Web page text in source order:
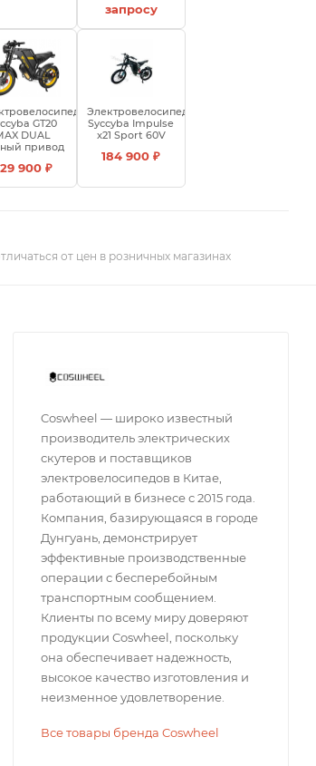
запросу
GT20
DUAL
привод
900 ₽
Электровелосипед
Syссyba Impulse
x21 Sport 60V
184 900 ₽
от цен в розничных магазинах
Coswheel — широко известный
производитель электрических
скутеров и поставщиков
электровелосипедов в Китае,
работающий в бизнесе с 2015 года.
Компания, базирующаяся в городе
Дунгуань, демонстрирует
эффективные производственные
операции с бесперебойным
транспортным сообщением.
Клиенты по всему миру доверяют
продукции Coswheel, поскольку
она обеспечивает надежность,
высокое качество изготовления и
неизменное удовлетворение.
Все товары бренда Coswheel